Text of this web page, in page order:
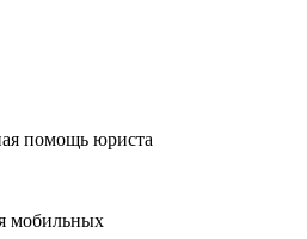
помощь юриста
мобильных